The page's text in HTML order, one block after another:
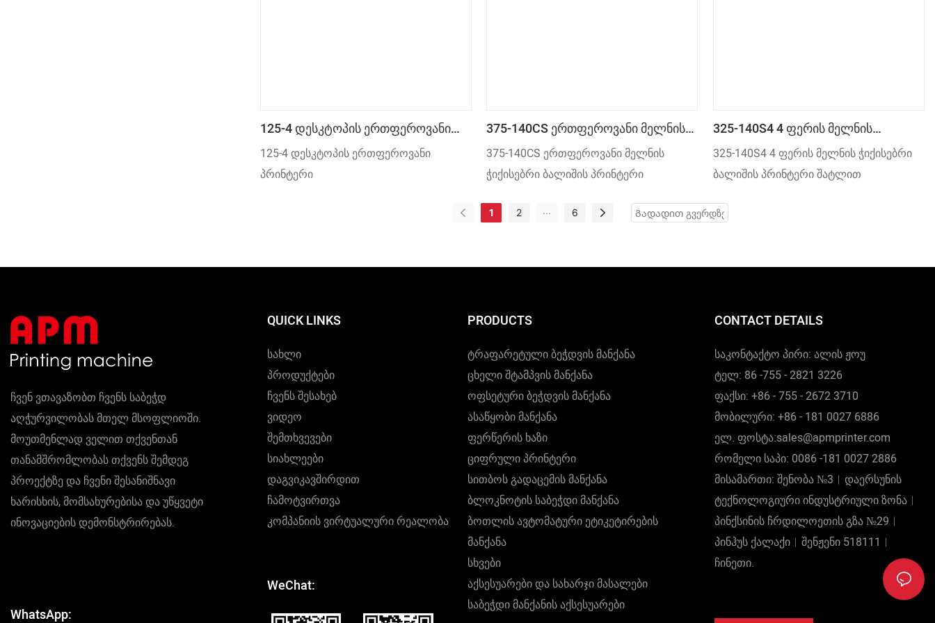
125-4 Დესკტოპის Ერთფეროვანი
Პრინტერი
125-4 დესკტოპის ერთფეროვანი
პრინტერი
375-140CS Ერთფეროვანი Მელნის
Ჭიქისებრი Ბალიშის Პრინტერი
375-140CS ერთფეროვანი მელნის
ჭიქისებრი ბალიშის პრინტერი
325-140S4 4 Ფერის Მელნის
Ჭიქისებრი Ბალიშის Პრინტერი
Შატლით
325-140S4 4 ფერის მელნის ჭიქისებრი
ბალიშის პრინტერი შატლით
1 2 ... 6
ჩვენ ვთავაზობთ ჩვენს საბეჭდ
აღჭურვილობას მთელ მსოფლიოში.
მოუთმენლად ველით თქვენთან
თანამშრომლობას თქვენს შემდეგ
პროექტზე და ჩვენი შესანიშნავი
ხარისხის, მომსახურებისა და უწყვეტი
ინოვაციების დემონსტრირებას.
WhatsApp:
QUICK LINKS
Სახლი
Პროდუქტები
Ჩვენს Შესახებ
Ვიდეო
Შემთხვევები
Სიახლეები
Დაგვიკავშირდით
Ჩამოტვირთვა
Კომპანიის Ვირტუალური Რეალობა
WeChat:
PRODUCTS
Ტრაფარეტული Ბეჭდვის Მანქანა
Ცხელი Შტამპვის Მანქანა
Ოფსეტური Ბეჭდვის Მანქანა
Ასაწყობი Მანქანა
Ფერწერის Ხაზი
Ციფრული Პრინტერი
Სითბოს Გადაცემის Მანქანა
Ბლოკნოტის Საბეჭდი Მანქანა
Ბოთლის Ავტომატური Ეტიკეტირების
Მანქანა
Სხვები
Აქსესუარები Და Სახარჯი Მასალები
Საბეჭდი Მანქანის Აქსესუარები
CONTACT DETAILS
საკონტაქტო პირი: ალის ჟოუ
ტელ: 86 -755 - 2821 3226
ფაქსი: +86 - 755 - 2672 3710
მობილური: +86 - 181 0027 6886
ელ. ფოსტა:sales@apmprinter.com
რომელი საპი: 0086 -181 0027 2886
მისამართი: შენობა №3︱დაერსუნის
ტექნოლოგიური ინდუსტრიული ზონა︱
პინქსინის ჩრდილოეთის გზა №29︱
პინჰუს ქალაქი︱შენჟენი 518111︱
ჩინეთი.